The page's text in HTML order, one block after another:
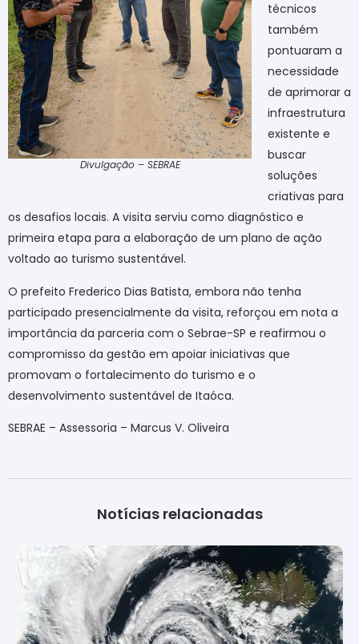
Divulgação – SEBRAE
técnicos
também
pontuaram a
necessidade
de aprimorar a
infraestrutura
existente e
buscar
soluções
criativas para
os desafios locais. A visita serviu como diagnóstico e
primeira etapa para a elaboração de um plano de ação
voltado ao turismo sustentável.
O prefeito Frederico Dias Batista, embora não tenha
participado presencialmente da visita, reforçou em nota a
importância da parceria com o Sebrae-SP e reafirmou o
compromisso da gestão em apoiar iniciativas que
promovam o fortalecimento do turismo e o
desenvolvimento sustentável de Itaóca.
SEBRAE – Assessoria – Marcus V. Oliveira
Notícias relacionadas